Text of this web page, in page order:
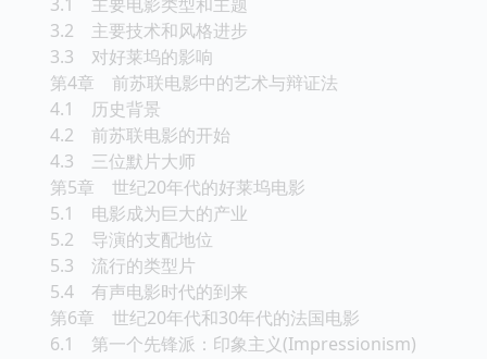
3.2 主要技术和风格进步
3.3 对好莱坞的影响
第4章 前苏联电影中的艺术与辩证法
4.1 历史背景
4.2 前苏联电影的开始
4.3 三位默片大师
第5章 世纪20年代的好莱坞电影
5.1 电影成为巨大的产业
5.2 导演的支配地位
5.3 流行的类型片
5.4 有声电影时代的到来
第6章 世纪20年代和30年代的法国电影
6.1 第一个先锋派：印象主义(Impressionism)